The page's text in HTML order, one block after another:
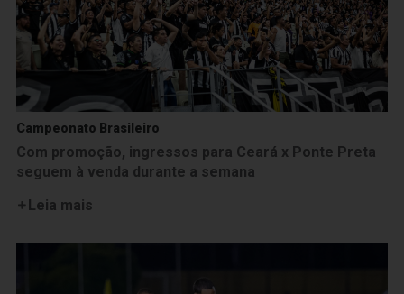
Campeonato Brasileiro
Com promoção, ingressos para Ceará x Ponte Preta
seguem à venda durante a semana
Leia mais